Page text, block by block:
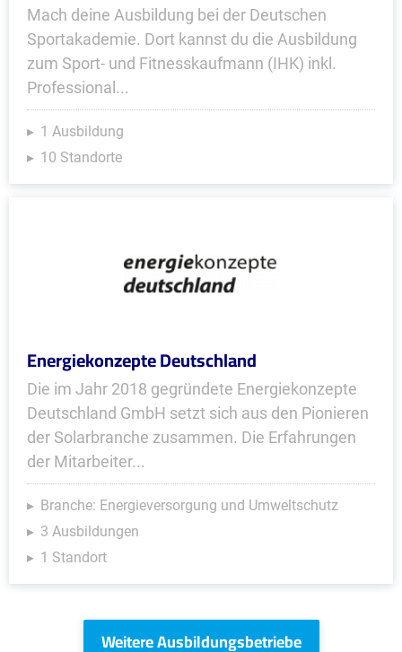
Mach deine Ausbildung bei der Deutschen
Sportakademie. Dort kannst du die Ausbildung
zum Sport- und Fitnesskaufmann (IHK) inkl.
Professional...
1 Ausbildung
10 Standorte
Energiekonzepte Deutschland
Die im Jahr 2018 gegründete Energiekonzepte
Deutschland GmbH setzt sich aus den Pionieren
der Solarbranche zusammen. Die Erfahrungen
der Mitarbeiter...
Branche: Energieversorgung und Umweltschutz
3 Ausbildungen
1 Standort
Weitere Ausbildungsbetriebe